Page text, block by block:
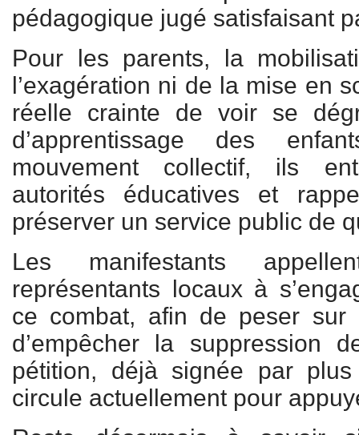
pédagogique jugé satisfaisant
Pour les parents, la
l’exagération ni de la mise en
réelle crainte de voir se
d’apprentissage des
mouvement collectif, ils
autorités éducatives et
préserver un service public de
Les manifestants
représentants locaux à
ce combat, afin de peser
d’empêcher la suppression
pétition, déjà signée par
circule actuellement pour